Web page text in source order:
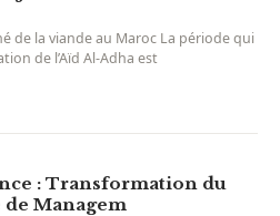
de la viande au Maroc La période qui
de l’Aïd Al-Adha est
: Transformation du
Managem